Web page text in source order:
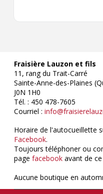
Fraisière Lauzon et fils
11, rang du Trait-Carré
Sainte-Anne-des-Plaines
J0N 1H0
Tél. : 450 478-7605
Courriel :
Horaire de l'autocueillette
Facebook.
Toujours téléphoner ou
page facebook avant de
Aucune boutique en